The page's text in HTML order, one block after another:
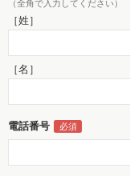
（全角で入力してください）
［姓］
［名］
電話番号